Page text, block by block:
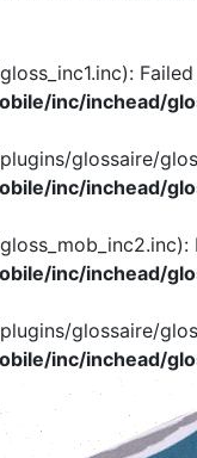
inc/inchead/
glossaire/
inc/inchead/
inc/inchead/
glossaire/
inc/inchead/